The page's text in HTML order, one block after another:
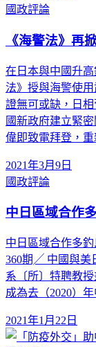
國政評論
《海警法》再
在日本與中國升
法》授與海警使
證無可或缺，日
國新政府建立緊
偉即致電拜登，重
2021年3月9日
國政評論
中日區域合作
中日區域合作多
360期╱ 中國與美
系〔所〕特聘教
成為去（2020）
2021年1月22日